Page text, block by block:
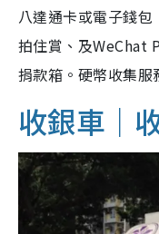
八達通卡或電子錢包
拍住賞、及WeChat
捐款箱。硬幣收集服
收銀車｜